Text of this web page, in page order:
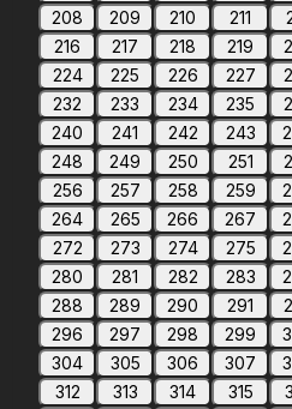
208
209 210 211
216
217 218 219
224
225 226 227
232
233 234 235
240
241 242 243
248
249 250 251
256
257 258 259
264
265 266 267
272
273 274 275
280
281 282 283
288
289 290 291
296
297 298 299
304
305 306 307
312
313 314 315